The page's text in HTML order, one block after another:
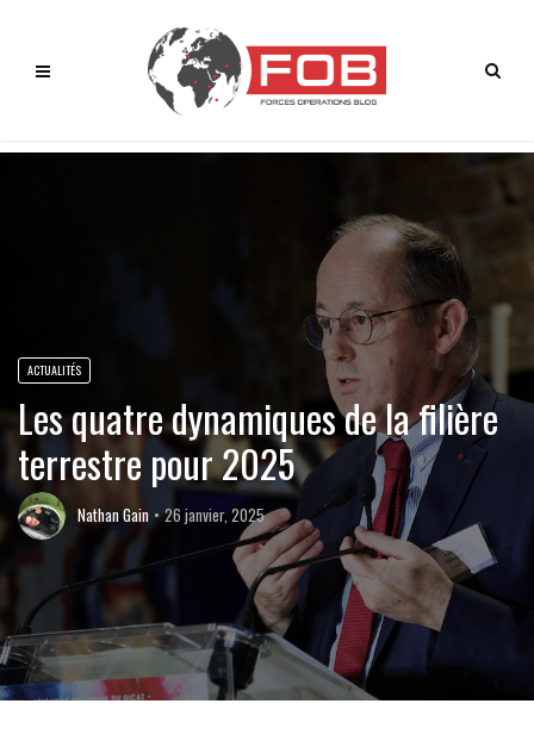
ACTUALITÉS
Les quatre dynamiques de la filière
terrestre pour 2025
Nathan Gain 26 janvier, 2025